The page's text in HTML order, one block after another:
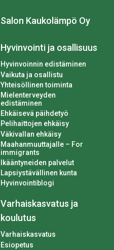
Salon Kaukolämpö Oy
Hyvinvointi ja osallisuus
Hyvinvoinnin edistäminen
Vaikuta ja osallistu
Yhteisöllinen toiminta
Mielenterveyden
edistäminen
Ehkäisevä päihdetyö
Pelihaittojen ehkäisy
Väkivallan ehkäisy
Maahanmuuttajalle – For
immigrants
Ikääntyneiden palvelut
Lapsiystävällinen kunta
Hyvinvointiblogi
Varhaiskasvatus ja
koulutus
Varhaiskasvatus
Esiopetus